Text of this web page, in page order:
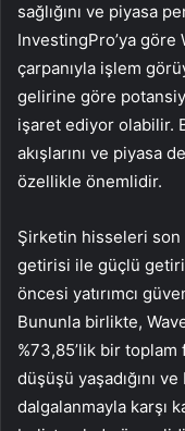
sağlığını ve piyasa
InvestingPro’ya
çarpanıyla işlem
gelirine göre
işaret ediyor olabilir.
akışlarını ve piyasa
özellikle önemlidir.
Şirketin hisseleri son
getirisi ile güçlü
öncesi yatırımcı
Bununla birlikte,
%73,85’lik bir
düşüşü yaşadığını
dalgalanmayla karşı